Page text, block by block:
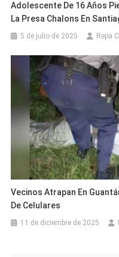
Adolescente De 16 Años
La Presa Chalons En
5 de julio de 2025 Repa
Vecinos Atrapan En
De Celulares
11 de diciembre de 2025